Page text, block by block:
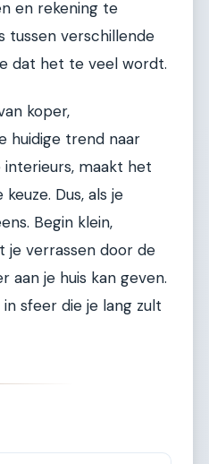
en rekening te
tussen verschillende
dat het te veel wordt.
koper,
huidige trend naar
maakt het
Dus, als je
Begin klein,
je verrassen door de
aan je huis kan geven.
sfeer die je lang zult